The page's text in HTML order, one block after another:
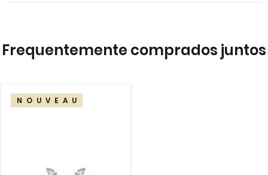
Frequentemente comprados juntos
NOUVEAU